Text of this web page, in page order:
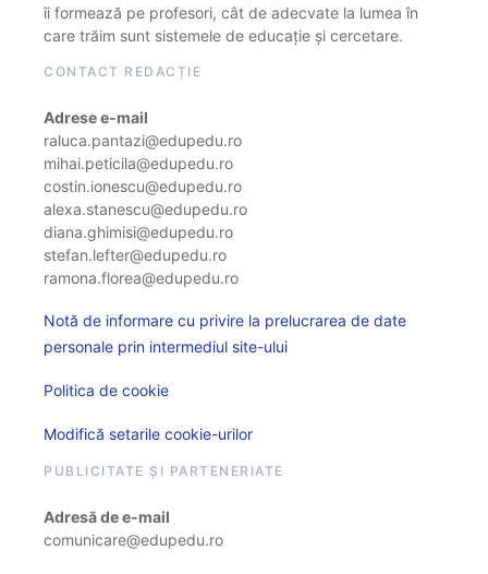
îi formează pe profesori, cât de adecvate la lumea în
care trăim sunt sistemele de educație și cercetare.
CONTACT REDACȚIE
Adrese e-mail
raluca.pantazi@edupedu.ro
mihai.peticila@edupedu.ro
costin.ionescu@edupedu.ro
alexa.stanescu@edupedu.ro
diana.ghimisi@edupedu.ro
stefan.lefter@edupedu.ro
ramona.florea@edupedu.ro
Notă de informare cu privire la prelucrarea de date
personale prin intermediul site-ului
Politica de cookie
Modifică setarile cookie-urilor
PUBLICITATE ȘI PARTENERIATE
Adresă de e-mail
comunicare@edupedu.ro